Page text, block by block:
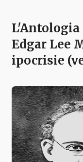
L'Antologia
Edgar Lee
ipocrisie